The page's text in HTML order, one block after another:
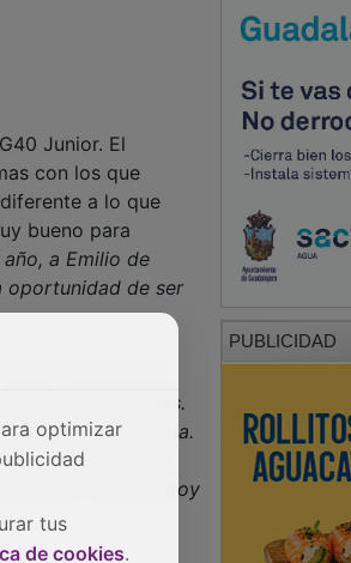
Junior. El
con los que
a lo que
bueno para
a Emilio de
oportunidad de ser
de la mejor
inmejorables.
nueva temporada.
para mi
y MSi, estoy
PUBLICIDAD
optimizar
tus
de cookies.